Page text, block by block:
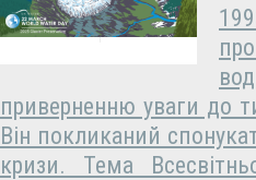
приверненню уваги до
Він покликаний
кризи. Тема